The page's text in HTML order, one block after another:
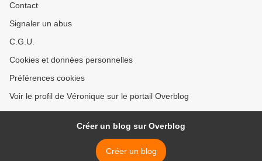
Contact
Signaler un abus
C.G.U.
Cookies et données personnelles
Préférences cookies
Voir le profil de Véronique sur le portail Overblog
Créer un blog sur Overblog
Créer un blog